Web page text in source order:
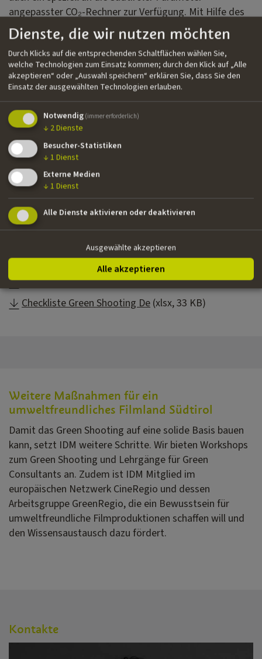
angepasster CO₂-Rechner zur Verfügung. Mit Hilfe des
Rechners können einzelne Projekte erfasst werden, um
deren ökologischen Fußabdruck zu messen
und potentielle Einsparmöglichkeiten zu erkennen.
Green Shooting CO2 Rechner
Leitfaden Green Shooting
Template Energieplan(xlsx, 19 KB)
Template Mobilitäts Und Transportplan(xlsx, 21 KB)
Kriterien Nachhaltige Unterkünfte(xlsx, 23 KB)
Checkliste Green Shooting De (xlsx, 33 KB)
Weitere Maßnahmen für ein
umweltfreundliches Filmland Südtirol
Damit das Green Shooting auf eine solide Basis bauen
kann, setzt IDM weitere Schritte. Wir bieten Workshops
zum Green Shooting und Lehrgänge für Green
Consultants an. Zudem ist IDM Mitglied im
europäischen Netzwerk CineRegio und dessen
Arbeitsgruppe GreenRegio, die ein Bewusstsein für
umweltfreundliche Filmproduktionen schaffen will und
den Wissensaustausch dazu fördert.
Kontakte
Dienste, die wir nutzen möchten
Durch Klicks auf die entsprechenden Schaltflächen wählen Sie,
welche Technologien zum Einsatz kommen; durch den Klick auf „Alle
akzeptieren“ oder „Auswahl speichern“ erklären Sie, dass Sie den
Einsatz der ausgewählten Technologien erlauben.
Notwendig (immer erforderlich)
↓ 2Dienste
Besucher-Statistiken
↓ 1 Dienst
Externe Medien
↓ 1 Dienst
Alle Dienste aktivieren oder deaktivieren
Ausgewählte akzeptieren
Alle akzeptieren